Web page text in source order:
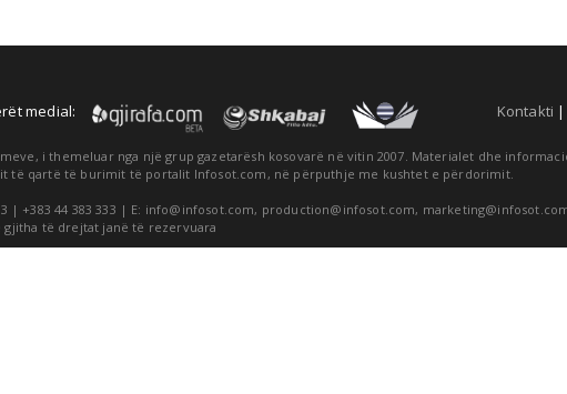
medial: Kontakti
i themeluar nga një grup gazetarësh kosovarë në vitin 2007. Materialet dhe
të qartë të burimit të portalit Infosot.com, në përputhje me kushtet e përdorimit.
| +383 44 383 333 | E: info@infosot.com, production@infosot.com,
gjitha të drejtat janë të rezervuara